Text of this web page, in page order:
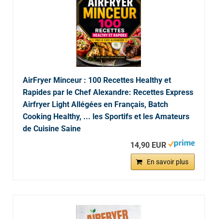
AirFryer Minceur : 100 Recettes Healthy et
Rapides par le Chef Alexandre: Recettes Express
Airfryer Light Allégées en Français, Batch
Cooking Healthy, ... les Sportifs et les Amateurs
de Cuisine Saine
14,90 EUR
En savoir plus